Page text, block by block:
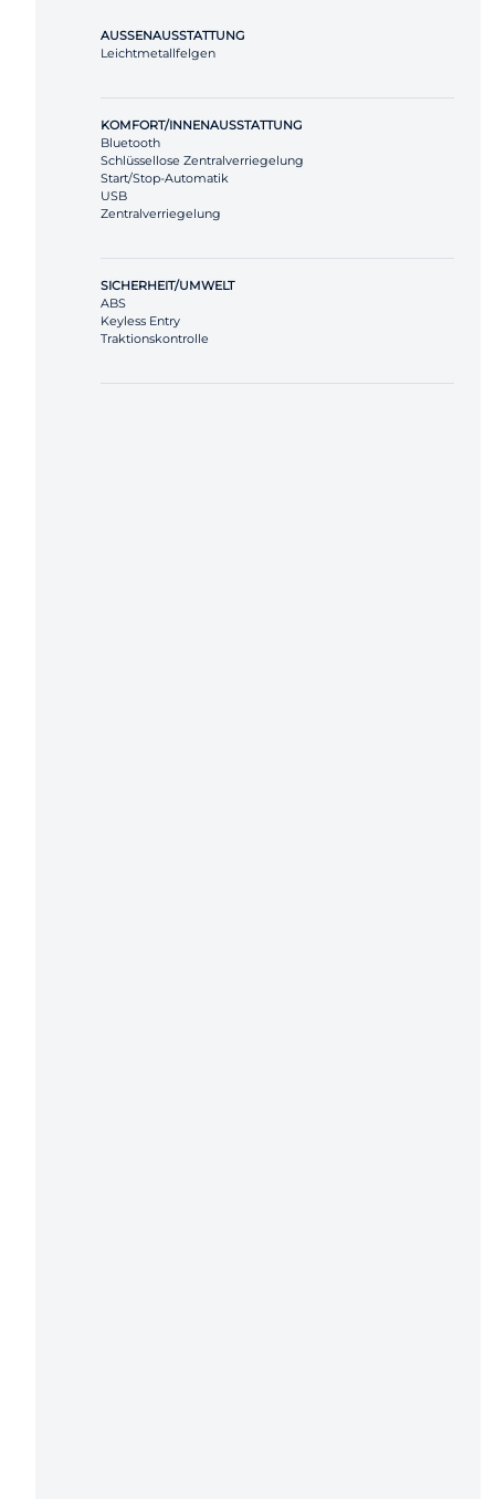
AUSSENAUSSTATTUNG
Leichtmetallfelgen
KOMFORT/INNENAUSSTATTUNG
Bluetooth
Schlüssellose Zentralverriegelung
Start/Stop-Automatik
USB
Zentralverriegelung
SICHERHEIT/UMWELT
ABS
Keyless Entry
Traktionskontrolle